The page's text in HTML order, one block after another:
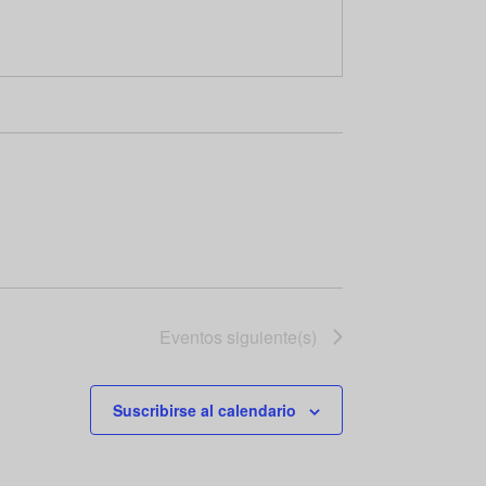
Eventos siguiente(s)
Suscribirse al calendario